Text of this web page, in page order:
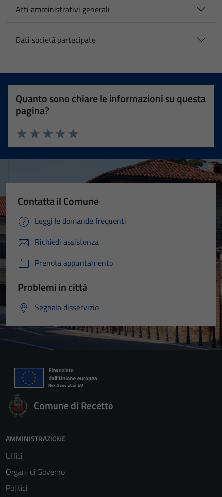
Atti amministrativi generali
Dati società partecipate
Quanto sono chiare le informazioni su questa
pagina?
Valuta 5 stelle su 5
Valuta 4 stelle su 5
Valuta 3 stelle su 5
Valuta 2 stelle su 5
Valuta 1 stelle su 5
Contatta il Comune
Leggi le domande frequenti
Richiedi assistenza
Prenota appuntamento
Problemi in città
Segnala disservizio
Comune di Recetto
AMMINISTRAZIONE
Uffici
Organi di Governo
Politici